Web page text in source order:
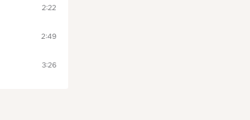
2:22
2:49
3:26